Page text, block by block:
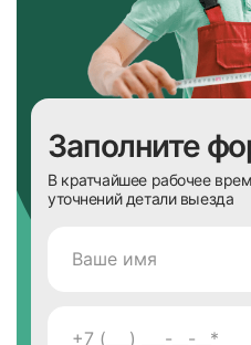
Заполните
В кратчайшее рабочее
уточнений детали выезда